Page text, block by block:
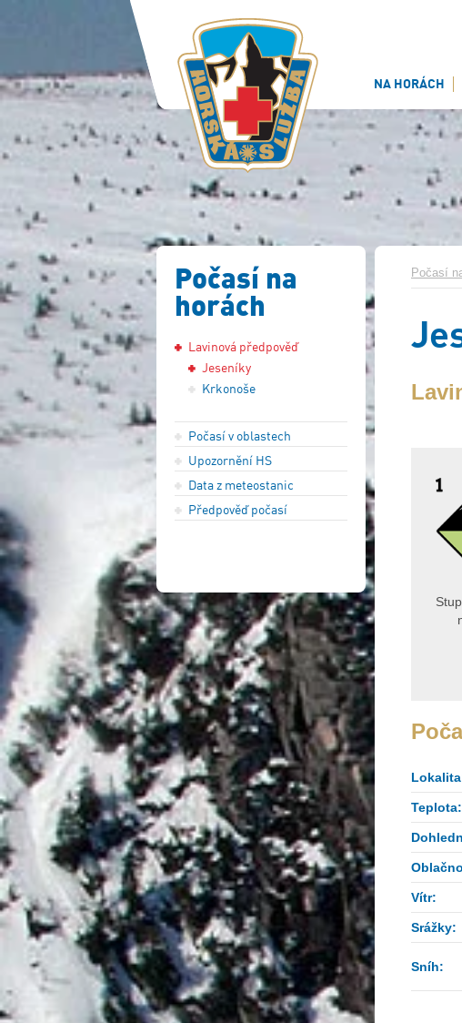
NA HORÁCH
Počasí na
horách
Lavinová předpověď
Jeseníky
Krkonoše
Počasí v oblastech
Upozornění HS
Data z meteostanic
Předpověď počasí
Počasí
Teplota:
Vítr:
Srážky:
Sníh: